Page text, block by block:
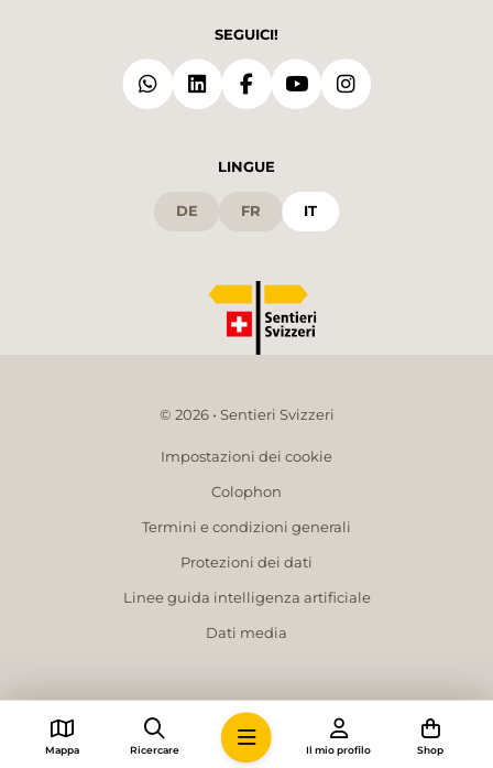
SEGUICI!
LINGUE
DE FR IT
© 2026 • Sentieri Svizzeri
Impostazioni dei cookie
Colophon
Termini e condizioni generali
Protezioni dei dati
Linee guida intelligenza artificiale
Dati media
Mappa Ricercare Il mio profilo Shop